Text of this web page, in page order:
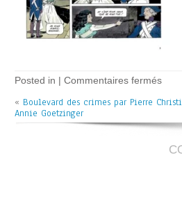
Posted in | Commentaires ferméssur
des
–
« Boulevard des crimes par Pierre
Annie Goetzinger